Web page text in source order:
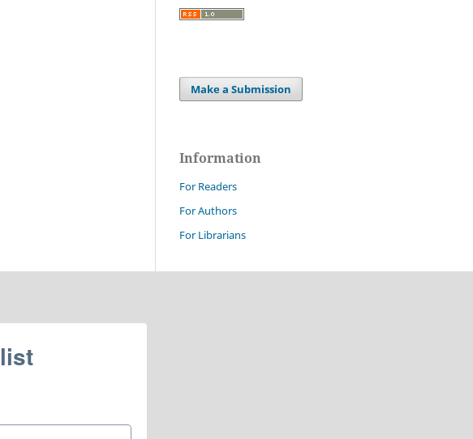
Make a Submission
Information
For Readers
For Authors
For Librarians